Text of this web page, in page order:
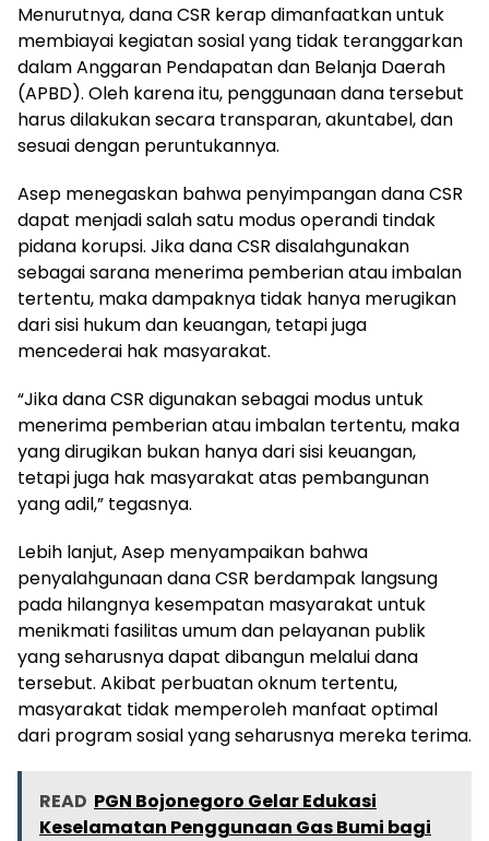
Menurutnya, dana CSR kerap dimanfaatkan untuk
membiayai kegiatan sosial yang tidak teranggarkan
dalam Anggaran Pendapatan dan Belanja Daerah
(APBD). Oleh karena itu, penggunaan dana tersebut
harus dilakukan secara transparan, akuntabel, dan
sesuai dengan peruntukannya.
Asep menegaskan bahwa penyimpangan dana CSR
dapat menjadi salah satu modus operandi tindak
pidana korupsi. Jika dana CSR disalahgunakan
sebagai sarana menerima pemberian atau imbalan
tertentu, maka dampaknya tidak hanya merugikan
dari sisi hukum dan keuangan, tetapi juga
mencederai hak masyarakat.
“Jika dana CSR digunakan sebagai modus untuk
menerima pemberian atau imbalan tertentu, maka
yang dirugikan bukan hanya dari sisi keuangan,
tetapi juga hak masyarakat atas pembangunan
yang adil,” tegasnya.
Lebih lanjut, Asep menyampaikan bahwa
penyalahgunaan dana CSR berdampak langsung
pada hilangnya kesempatan masyarakat untuk
menikmati fasilitas umum dan pelayanan publik
yang seharusnya dapat dibangun melalui dana
tersebut. Akibat perbuatan oknum tertentu,
masyarakat tidak memperoleh manfaat optimal
dari program sosial yang seharusnya mereka terima.
READ PGN Bojonegoro Gelar Edukasi
Keselamatan Penggunaan Gas Bumi bagi